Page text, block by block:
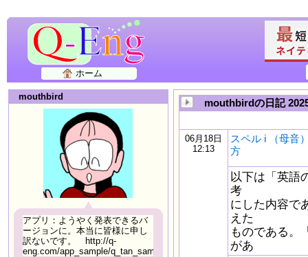
ホーム
mouthbird
アプリ：ようやく発表できるバ
ージョンに。本当に皆様に申し
訳ないです。 http://q-
eng.com/app_sample/q_tan_sample06.html
mouthbirdの日記
06月18日
12:13
スペル i （母音
方
以下は「英語
考
にした内容で
えた
ものである。
があ